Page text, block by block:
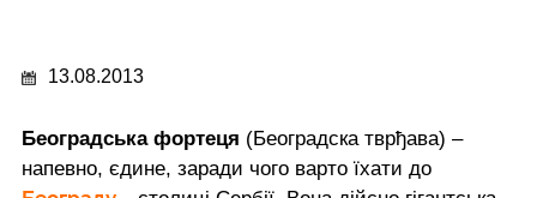
13.08.2013
Београдська фортеця (Београдска тврђава) –
напевно, єдине, заради чого варто їхати до